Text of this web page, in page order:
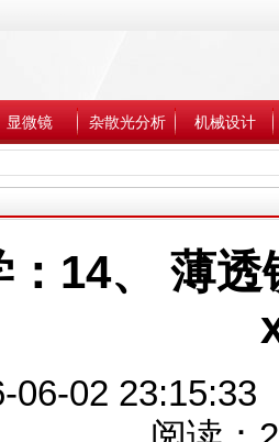
显微镜 杂散光分析 机械设计
：14、 薄
06-02